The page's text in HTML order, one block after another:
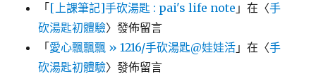
「[上課筆記]手砍湯匙 : pai's life note 」在〈手
砍湯匙初體驗〉發佈留言
「愛心飄飄飄 » 1216/手砍湯匙@娃娃活 」在〈手
砍湯匙初體驗〉發佈留言